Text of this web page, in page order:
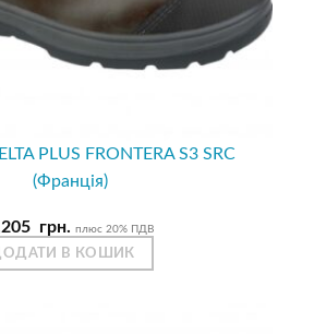
PLUS FRONTERA S3 SRC
(Франція)
грн. плюс 20% ПДВ
В КОШИК